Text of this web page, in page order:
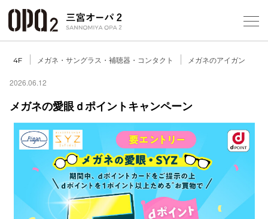
4F メガネ・サングラス・補聴器・コンタクト メガネのアイガン
2026.06.12
メガネの愛眼ｄポイントキャンペーン
ショッ
レスト
施設案内